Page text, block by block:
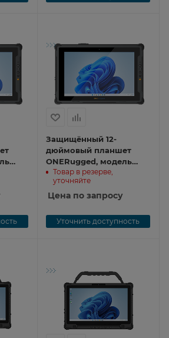
Защищённый 12-
дюймовый планшет
ONERugged, модель
M20A M20A-i5
Товар в резерве,
уточняйте
Цена по запросу
Уточнить доступность